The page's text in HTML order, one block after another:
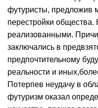
футуристы, предложив
перестройки общества.
реализованными.
заключались в
предпочтительному
реальности и
Потерпев неудачу в
футуризм оказал